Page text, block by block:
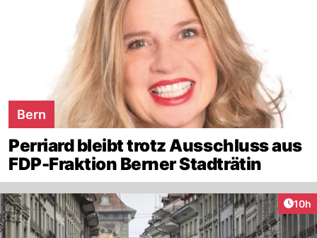
Bern
Perriard bleibt trotz Ausschluss aus
FDP-Fraktion Berner Stadträtin
10h